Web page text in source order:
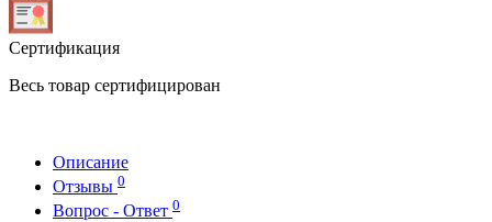
Сертификация
Весь товар сертифицирован
Описание
Отзывы 0
Вопрос - Ответ 0